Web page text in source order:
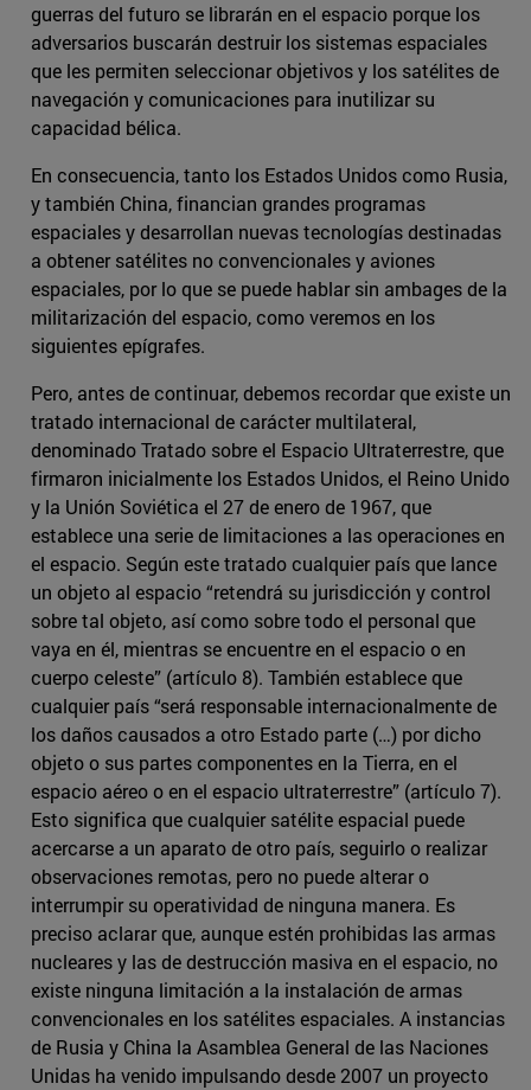
guerras del futuro se librarán en el espacio porque los
adversarios buscarán destruir los sistemas espaciales
que les permiten seleccionar objetivos y los satélites de
navegación y comunicaciones para inutilizar su
capacidad bélica.
En consecuencia, tanto los Estados Unidos como Rusia,
y también China, financian grandes programas
espaciales y desarrollan nuevas tecnologías destinadas
a obtener satélites no convencionales y aviones
espaciales, por lo que se puede hablar sin ambages de la
militarización del espacio, como veremos en los
siguientes epígrafes.
Pero, antes de continuar, debemos recordar que existe un
tratado internacional de carácter multilateral,
denominado Tratado sobre el Espacio Ultraterrestre, que
firmaron inicialmente los Estados Unidos, el Reino Unido
y la Unión Soviética el 27 de enero de 1967, que
establece una serie de limitaciones a las operaciones en
el espacio. Según este tratado cualquier país que lance
un objeto al espacio “retendrá su jurisdicción y control
sobre tal objeto, así como sobre todo el personal que
vaya en él, mientras se encuentre en el espacio o en
cuerpo celeste” (artículo 8). También establece que
cualquier país “será responsable internacionalmente de
los daños causados a otro Estado parte (…) por dicho
objeto o sus partes componentes en la Tierra, en el
espacio aéreo o en el espacio ultraterrestre” (artículo 7).
Esto significa que cualquier satélite espacial puede
acercarse a un aparato de otro país, seguirlo o realizar
observaciones remotas, pero no puede alterar o
interrumpir su operatividad de ninguna manera. Es
preciso aclarar que, aunque estén prohibidas las armas
nucleares y las de destrucción masiva en el espacio, no
existe ninguna limitación a la instalación de armas
convencionales en los satélites espaciales. A instancias
de Rusia y China la Asamblea General de las Naciones
Unidas ha venido impulsando desde 2007 un proyecto